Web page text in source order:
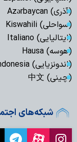
(آذری) Azərbaycan
(سواحلی) Kiswahili
(ایتالیایی) Italiano
(هوسه) Hausa
(اندونزیایی) indonesia
(چینی) 中文
شبکه‌های